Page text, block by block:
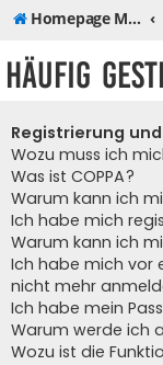
Homepage MG Drivers Club Deutschland
Häufig
Registrierung
Wozu muss ich
Was ist COPPA?
Warum kann ich
Ich habe mich
Warum kann ich
Ich habe mich vor
nicht mehr
Ich habe mein
Warum werde ich
Wozu ist die